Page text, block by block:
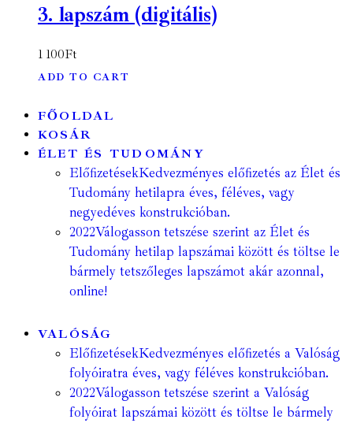
3. lapszám (digitális)
1 100Ft
ADD TO CART
FŐOLDAL
KOSÁR
ÉLET ÉS TUDOMÁNY
ElőfizetésekKedvezményes előfizetés az Élet és
Tudomány hetilapra éves, féléves, vagy
negyedéves konstrukcióban.
2022Válogasson tetszése szerint az Élet és
Tudomány hetilap lapszámai között és töltse le
bármely tetszőleges lapszámot akár azonnal,
online!
VALÓSÁG
ElőfizetésekKedvezményes előfizetés a Valóság
folyóiratra éves, vagy féléves konstrukcióban.
2022Válogasson tetszése szerint a Valóság
folyóirat lapszámai között és töltse le bármely